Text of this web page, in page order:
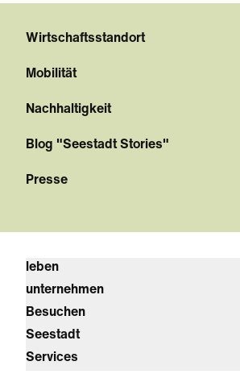
Wirtschaftsstandort
Mobilität
Nachhaltigkeit
Blog "Seestadt Stories"
Presse
leben
unternehmen
Besuchen
Seestadt
Services